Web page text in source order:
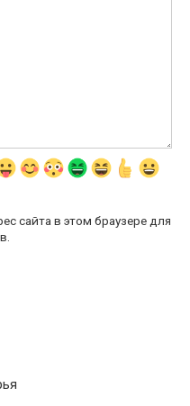
сайта в этом браузере для